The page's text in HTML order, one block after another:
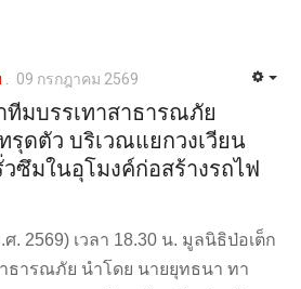
09 กรกฎาคม 2569
มบรรเทาสาธารณภัย
ดตัว บริเวณแยกวงเวียน
ซึมในอุโมงค์ก่อสร้างรถไฟ
. 2569) เวลา 18.30 น. มูลนิธิป่อเต็ก
ธารณภัย นำโดย นายยุทธนา ทา